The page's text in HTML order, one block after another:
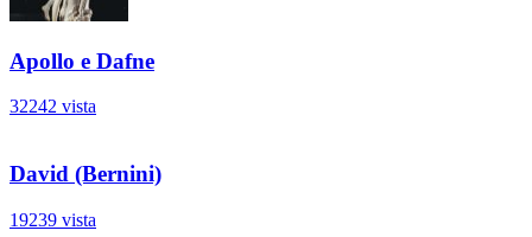
Apollo e Dafne
32242 vista
David (Bernini)
19239 vista